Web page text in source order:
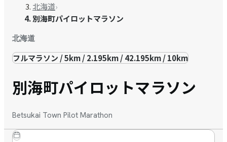
北海道›
別海町パイロットマラソン
北海道
フルマラソン / 5km / 2.195km / 42.195km / 10km
別海町パイロットマラソン
Betsukai Town Pilot Marathon